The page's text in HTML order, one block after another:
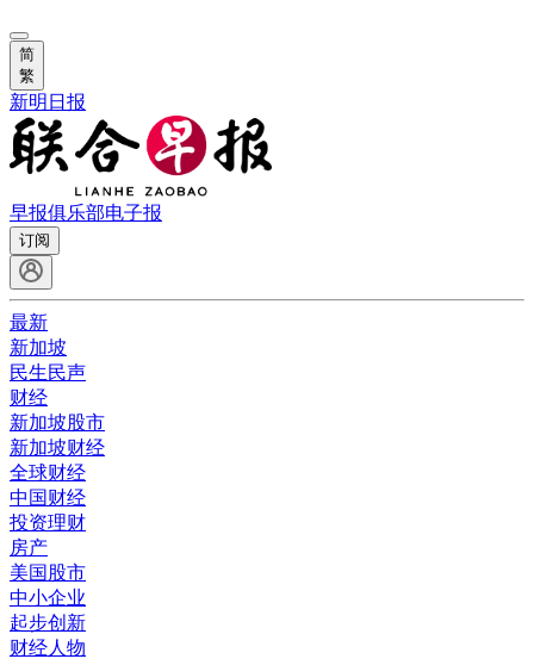
简
繁
新明日报
早报俱乐部电子报
订阅
最新
新加坡
民生民声
财经
新加坡股市
新加坡财经
全球财经
中国财经
投资理财
房产
美国股市
中小企业
起步创新
财经人物